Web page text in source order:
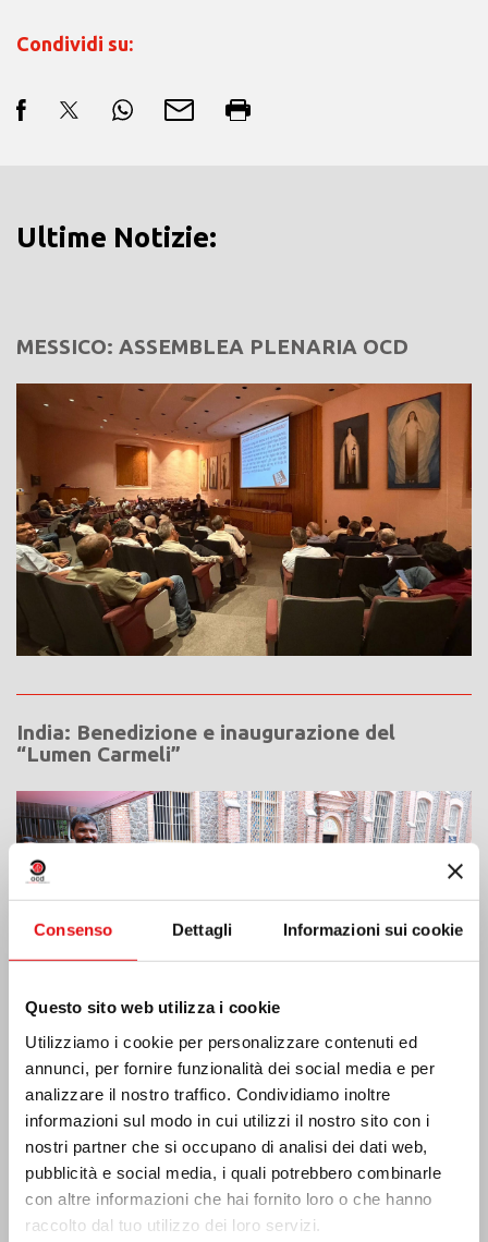
Consenso Dettagli Informazioni sui cookie
Questo sito web utilizza i cookie
Utilizziamo i cookie per personalizzare contenuti ed
annunci, per fornire funzionalità dei social media e per
analizzare il nostro traffico. Condividiamo inoltre
informazioni sul modo in cui utilizzi il nostro sito con i
nostri partner che si occupano di analisi dei dati web,
pubblicità e social media, i quali potrebbero combinarle
con altre informazioni che hai fornito loro o che hanno
raccolto dal tuo utilizzo dei loro servizi.
Condividi su:
Ultime Notizie:
MESSICO: ASSEMBLEA PLENARIA OCD
India: Benedizione e inaugurazione del
“Lumen Carmeli”
Costa d’Avorio: doppio Giubileo d’Argento